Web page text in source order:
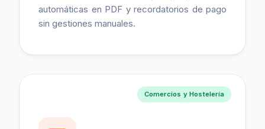
automáticas en PDF y recordatorios de pago
sin gestiones manuales.
Comercios y Hostelería